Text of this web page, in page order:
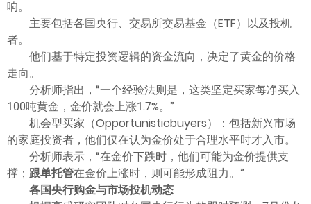
响。
主要包括各国央行、交易所交易基金（ETF）以及投机
者。
他们基于特定投资逻辑的资金流向，决定了黄金的价格
走向。
分析师指出，“一个经验法则是，这类坚定买家每净买入
100吨黄金，金价就会上涨1.7%。”
机会型买家（Opportunisticbuyers）：包括新兴市场
的家庭投资者，他们仅在认为金价处于合理水平时才入市。
分析师表示，“在金价下跌时，他们可能为金价提供支
撑； 跟单托管在金价上涨时，则可能形成阻力。”
各国央行购金与市场投机动态